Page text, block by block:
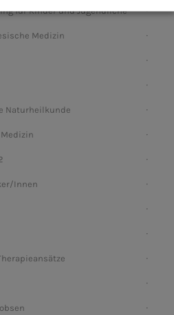
für Kinder und Jugendliche
Medizin
Naturheilkunde
Innen